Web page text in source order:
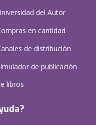
del Autor
en cantidad
de distribución
de publicación
libros